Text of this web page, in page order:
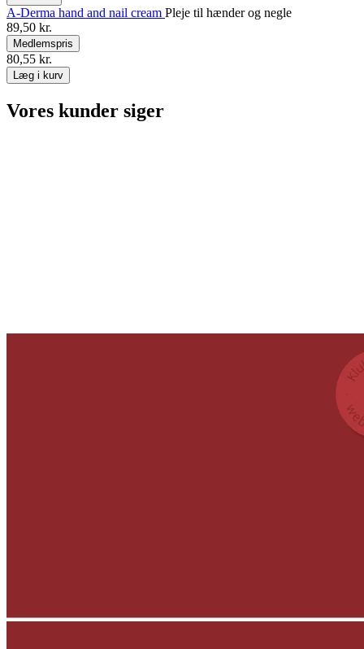
A-Derma hand and nail cream Pleje til hænder og negle
89,50 kr.
Medlemspris
80,55 kr.
Læg i kurv
Vores kunder siger